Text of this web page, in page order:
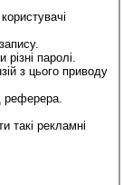
паролі.
з цього приводу
реферера.
такі рекламні